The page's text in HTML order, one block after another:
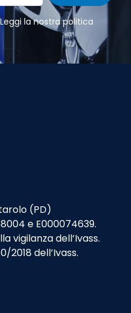
la nostra politica
(PD)
e E000074639.
vigilanza dell’Ivass.
dell’Ivass.